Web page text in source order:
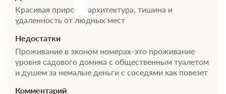
Красивая природа, архитектура, тишина и
удаленность от людных мест
Недостатки
Проживание в эконом номерах-это проживание
уровня садового домика с общественным туалетом
и душем за немалые деньги с соседями как повезет
Комментарий